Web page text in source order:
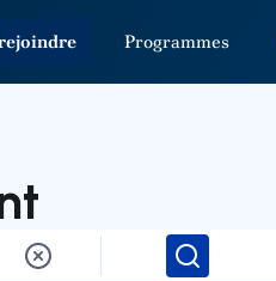
Programmes
Rechercher